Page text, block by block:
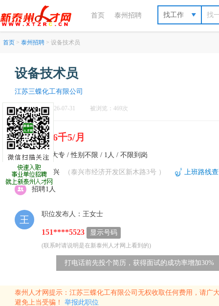
首页 泰州招聘 找工作
首页 > 泰州招聘 > 设备技术员
设备技术员
江苏三蝶化工有限公司
刷新于：2026-07-31 被浏览：469次
4千6-6千5/月
不限 / 大专 / 性别不限 / 1人 / 不限到岗
泰州-泰兴 （泰兴市经济开发区新木路3号 ） 上班路线
招聘1人
王
职位发布人：王女士
151****5523 显示号码
(联系时请说明是在新泰州人才网上看到的)
打电话前先投个简历，获得面试的成功率增加30%
泰州人才网提示：江苏三蝶化工有限公司无权收取任何费用，请
避免上当受骗！ 举报此职位